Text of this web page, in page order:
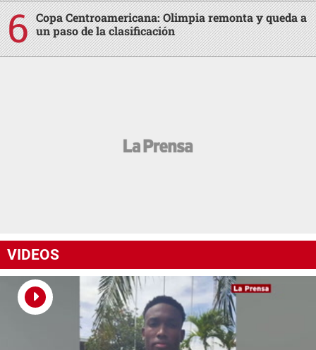
Copa Centroamericana: Olimpia remonta y queda a
un paso de la clasificación
VIDEOS